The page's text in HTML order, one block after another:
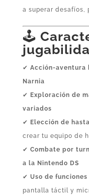
a superar desafíos,
🕹️
✔
Narnia
✔ Exploración de
variados
✔ Elección de
crear tu equipo de
✔ Combate por
a la Nintendo DS
✔ Uso de
pantalla táctil y